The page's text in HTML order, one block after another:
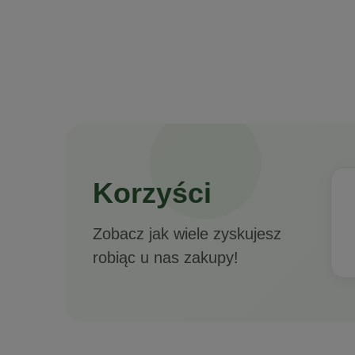
Korzyści
Zobacz jak wiele zyskujesz
robiąc u nas zakupy!